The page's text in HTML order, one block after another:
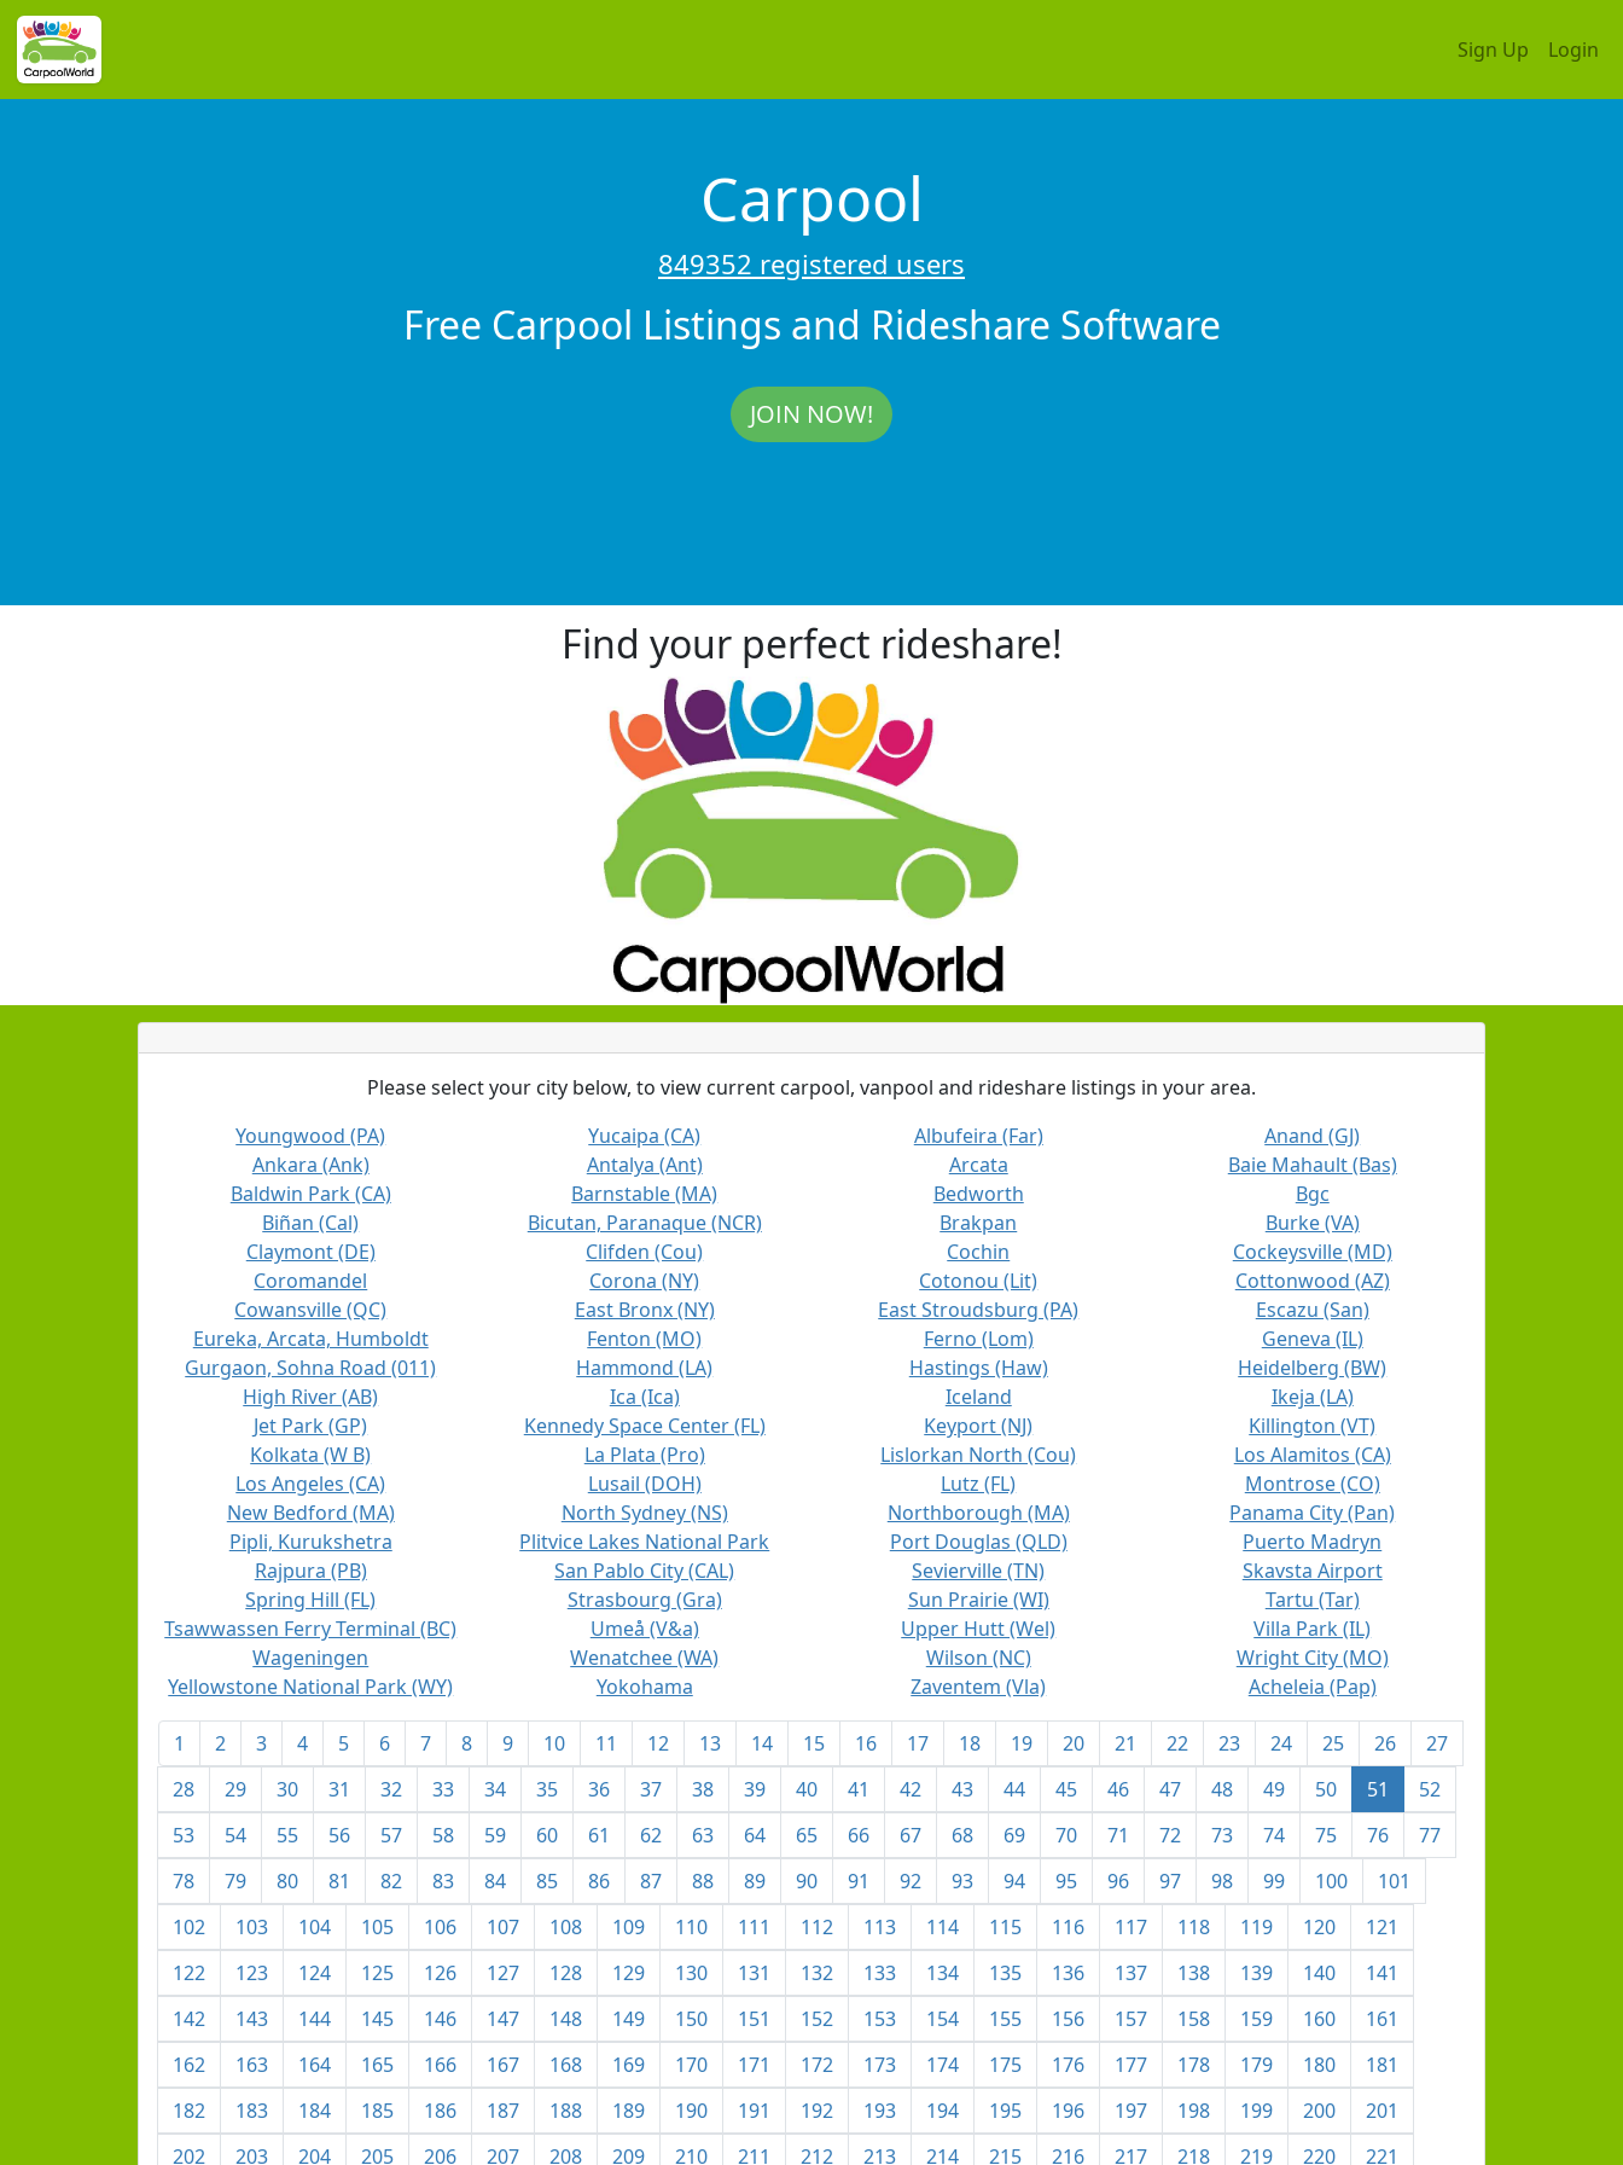
Sign Up Login
Carpool
849352 registered users
Free Carpool Listings and Rideshare Software
JOIN NOW!
Find your perfect rideshare!
Please select your city below, to view current carpool, vanpool and rideshare listings in your area.
Youngwood (PA)
Yucaipa (CA) Albufeira (Far)
Anand (GJ)
Ankara (Ank)
Antalya (Ant) Arcata
Baie Mahault (Bas)
Baldwin Park (CA)
Barnstable (MA) Bedworth
Bgc
Biñan (Cal)
Bicutan, Paranaque (NCR) Brakpan
Burke (VA)
Claymont (DE)
Clifden (Cou) Cochin
Cockeysville (MD)
Coromandel
Corona (NY) Cotonou (Lit)
Cottonwood (AZ)
Cowansville (QC)
East Bronx (NY) East Stroudsburg (PA)
Escazu (San)
Eureka, Arcata, Humboldt
Fenton (MO) Ferno (Lom)
Geneva (IL)
Gurgaon, Sohna Road (011)
Hammond (LA) Hastings (Haw)
Heidelberg (BW)
High River (AB)
Ica (Ica) Iceland
Ikeja (LA)
Jet Park (GP)
Kennedy Space Center (FL) Keyport (NJ)
Killington (VT)
Kolkata (W B)
La Plata (Pro) Lislorkan North (Cou)
Los Alamitos (CA)
Los Angeles (CA)
Lusail (DOH) Lutz (FL)
Montrose (CO)
New Bedford (MA)
North Sydney (NS) Northborough (MA)
Panama City (Pan)
Pipli, Kurukshetra
Plitvice Lakes National Park Port Douglas (QLD)
Puerto Madryn
Rajpura (PB)
San Pablo City (CAL) Sevierville (TN)
Skavsta Airport
Spring Hill (FL)
Strasbourg (Gra) Sun Prairie (WI)
Tartu (Tar)
Tsawwassen Ferry Terminal (BC)
Umeå (V&a) Upper Hutt (Wel)
Villa Park (IL)
Wageningen
Wenatchee (WA) Wilson (NC)
Wright City (MO)
Yellowstone National Park (WY)
Yokohama Zaventem (Vla) Acheleia (Pap)
1 2 3 4 5 6 7 8 9 10 11 12 13 14 15 16 17 18 19 20 21 22 23 24 25 26
27
28
29 30 31 32 33 34 35 36 37 38 39 40 41 42 43 44 45 46 47 48 49 50 51
52
53
54 55 56 57 58 59 60 61 62 63 64 65 66 67 68 69 70 71 72 73 74 75 76
77
78
79 80 81 82 83 84 85 86 87 88 89 90 91 92 93 94 95 96 97 98 99 100
101
102
103 104 105 106 107 108 109 110 111 112 113 114 115 116 117 118 119 120
121
122
123 124 125 126 127 128 129 130 131 132 133 134 135 136 137 138 139 140
141
142
143 144 145 146 147 148 149 150 151 152 153 154 155 156 157 158 159 160
161
162
163 164 165 166 167 168 169 170 171 172 173 174 175 176 177 178 179 180
181
182
183 184 185 186 187 188 189 190 191 192 193 194 195 196 197 198 199 200
201
202
203 204 205 206 207 208 209 210 211 212 213 214 215 216 217 218 219 220 221